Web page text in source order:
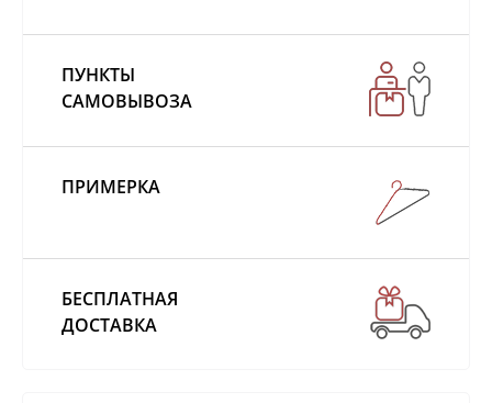
ПУНКТЫ
САМОВЫВОЗА
ПРИМЕРКА
БЕСПЛАТНАЯ
ДОСТАВКА